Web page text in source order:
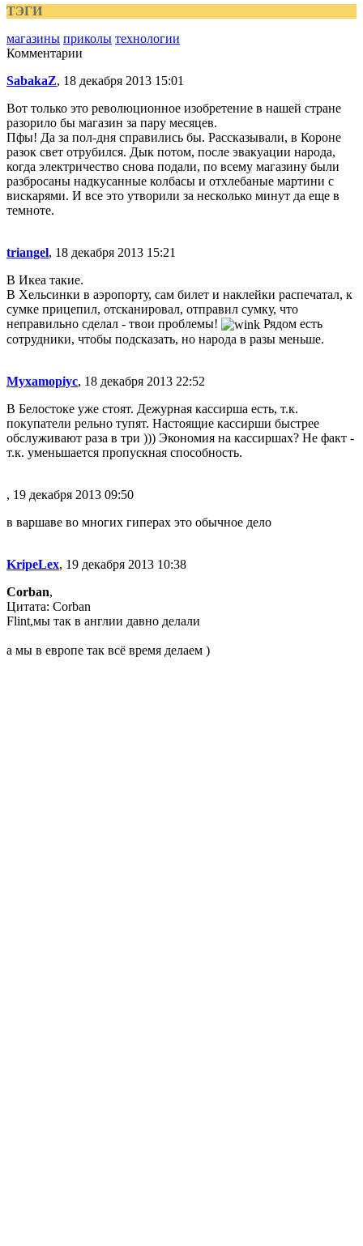
ТЭГИ
магазины приколы технологии
Комментарии
SabakaZ, 18 декабря 2013 15:01
Вот только это революционное изобретение в нашей стране
разорило бы магазин за пару месяцев.
Пфы! Да за пол-дня справились бы. Рассказывали, в Короне
разок свет отрубился. Дык потом, после эвакуации народа,
когда электричество снова подали, по всему магазину были
разбросаны надкусанные колбасы и отхлебаные мартини с
вискарями. И все это утворили за несколько минут да еще в
темноте.
triangel, 18 декабря 2013 15:21
В Икеа такие.
В Хельсинки в аэропорту, сам билет и наклейки распечатал, к
сумке прицепил, отсканировал, отправил сумку, что
неправильно сделал - твои проблемы!
Рядом есть
сотрудники, чтобы подсказать, но народа в разы меньше.
Myxamopiyc, 18 декабря 2013 22:52
В Белостоке уже стоят. Дежурная кассирша есть, т.к.
покупатели рельно тупят. Настоящие кассирши быстрее
обслуживают раза в три ))) Экономия на кассиршах? Не факт -
т.к. уменьшается пропускная способность.
, 19 декабря 2013 09:50
в варшаве во многих гиперах это обычное дело
KripeLex, 19 декабря 2013 10:38
Corban,
Цитата: Corban
Flint,мы так в англии давно делали
а мы в европе так всё время делаем )